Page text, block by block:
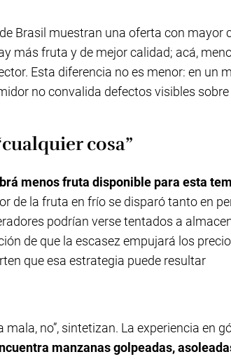
Brasil muestran una oferta con mayor
más fruta y de mejor calidad; acá,
Esta diferencia no es menor: en un
no convalida defectos visibles
cosa”
menos fruta disponible para esta
de la fruta en frío se disparó tanto en
podrían verse tentados a
de que la escasez empujará los
que esa estrategia puede resultar
no”, sintetizan. La experiencia en
manzanas golpeadas,